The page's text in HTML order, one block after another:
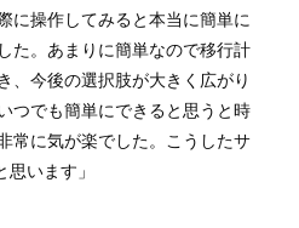
に操作してみると本当に簡単に
た。あまりに簡単なので移行計
、今後の選択肢が大きく広がり
つでも簡単にできると思うと時
常に気が楽でした。こうしたサ
います」